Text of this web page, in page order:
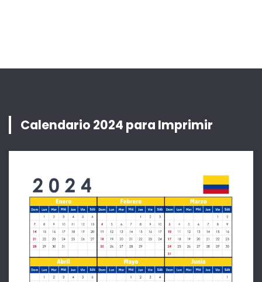
Calendario 2024 para Imprimir